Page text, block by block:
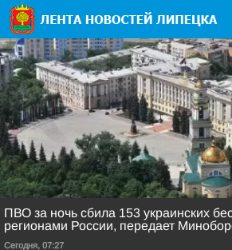
ПВО за ночь сбила 153 украинских
регионами России, передает
Сегодня, 07:27